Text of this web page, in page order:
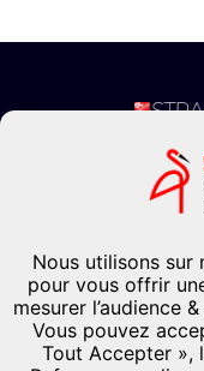
Palais des
Nous utilisons
pour vous offrir
mesurer l’audience
Vous pouvez
Tout Accepter »,